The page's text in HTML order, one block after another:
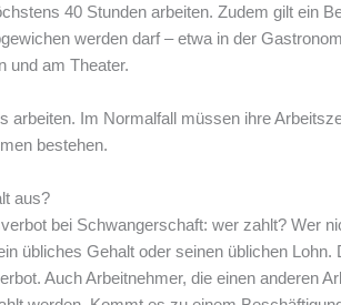
40 Stunden arbeiten. Zudem gilt ein
werden darf – etwa in der
und am Theater.
arbeiten. Im Normalfall müssen ihre
bestehen.
aus?
bei Schwangerschaft: wer zahlt? Wer
übliches Gehalt oder seinen üblichen Lohn.
Auch Arbeitnehmer, die einen anderen